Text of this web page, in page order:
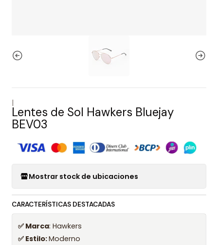
|
Lentes de Sol Hawkers Bluejay
BEV03
Mostrar stock de ubicaciones
CARACTERÍSTICAS DESTACADAS
✅ Marca: Hawkers
✅ Estilo:Moderno